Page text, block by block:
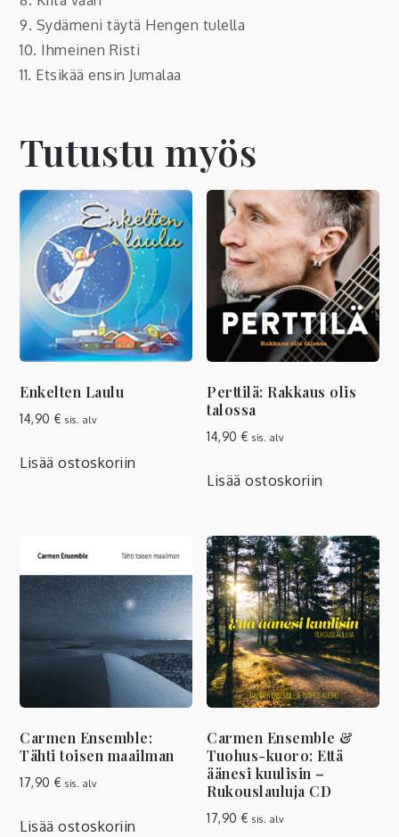
9. Sydämeni täytä Hengen tulella
10. Ihmeinen Risti
11. Etsikää ensin Jumalaa
Tutustu myös
Enkelten Laulu
14,90 € sis. alv
Lisää ostoskoriin
Perttilä: Rakkaus olis
talossa
14,90 € sis. alv
Lisää ostoskoriin
Carmen Ensemble:
Tähti toisen maailman
17,90 € sis. alv
Lisää ostoskoriin
Carmen Ensemble &
Tuohus-kuoro: Että
äänesi kuulisin –
Rukouslauluja CD
17,90 € sis. alv